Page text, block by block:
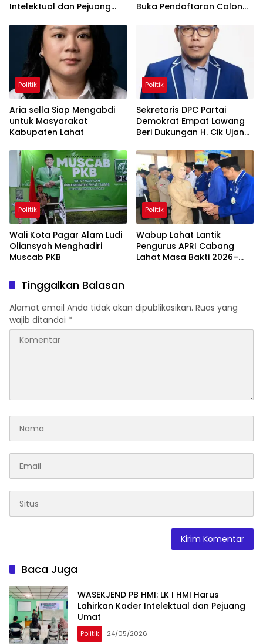
Intelektual dan Pejuang
Buka Pendaftaran Calon
Politik
Aria sella Siap Mengabdi
untuk Masyarakat
Kabupaten Lahat
Politik
Sekretaris DPC Partai
Demokrat Empat Lawang
Beri Dukungan H. Cik Ujang
Demokrat Sumsel Kembali
Politik
Wali Kota Pagar Alam Ludi
Oliansyah Menghadiri
Muscab PKB
Politik
Wabup Lahat Lantik
Pengurus APRI Cabang
Lahat Masa Bakti 2026–
Tinggalkan Balasan
Alamat email Anda tidak akan dipublikasikan. Ruas yang
wajib ditandai *
Baca Juga
WASEKJEND PB HMI: LK I HMI Harus
Lahirkan Kader Intelektual dan Pejuang
Umat
Politik 24/05/2026